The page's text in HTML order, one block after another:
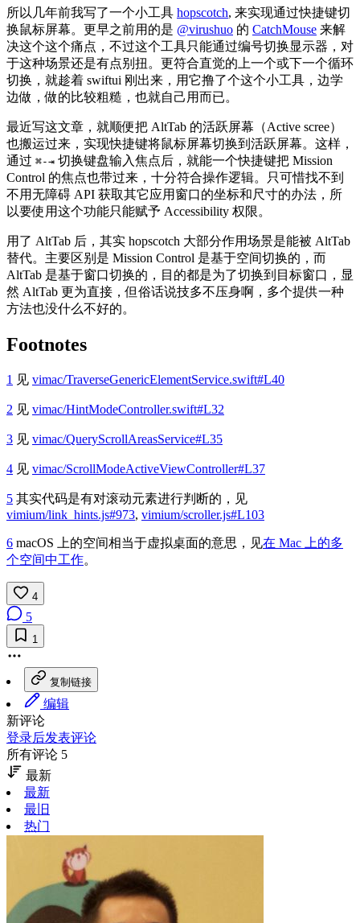
所以几年前我写了一个小工具 hopscotch, 来实现通过快捷键切
换鼠标屏幕。更早之前用的是 @virushuo 的 CatchMouse 来解
决这个这个痛点，不过这个工具只能通过编号切换显示器，对
于这种场景还是有点别扭。更符合直觉的上一个或下一个循环
切换，就趁着 swiftui 刚出来，用它撸了个这个小工具，边学
边做，做的比较粗糙，也就自己用而已。
最近写这文章，就顺便把 AltTab 的活跃屏幕（Active scree）
也搬运过来，实现快捷键将鼠标屏幕切换到活跃屏幕。这样，
通过 ⌘-⇥ 切换键盘输入焦点后，就能一个快捷键把 Mission
Control 的焦点也带过来，十分符合操作逻辑。只可惜找不到
不用无障碍 API 获取其它应用窗口的坐标和尺寸的办法，所
以要使用这个功能只能赋予 Accessibility 权限。
用了 AltTab 后，其实 hopscotch 大部分作用场景是能被 AltTab
替代。主要区别是 Mission Control 是基于空间切换的，而
AltTab 是基于窗口切换的，目的都是为了切换到目标窗口，显
然 AltTab 更为直接，但俗话说技多不压身啊，多个提供一种
方法也没什么不好的。
Footnotes
1 见 vimac/TraverseGenericElementService.swift#L40
2 见 vimac/HintModeController.swift#L32
3 见 vimac/QueryScrollAreasService#L35
4 见 vimac/ScrollModeActiveViewController#L37
5 其实代码是有对滚动元素进行判断的，见
vimium/link hints.js#973, vimium/scroller.js#L103
6 macOS 上的空间相当于虚拟桌面的意思，见在 Mac 上的多
个空间中工作。
4
5
1
复制链接
编辑
新评论
登录后发表评论
所有评论 5
最新
最新
最旧
热门